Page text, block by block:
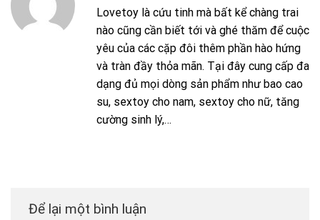
Lovetoy là cứu tinh mà bất kể chàng trai
nào cũng cần biết tới và ghé thăm để cuộc
yêu của các cặp đôi thêm phần hào hứng
và tràn đầy thỏa mãn. Tại đây cung cấp đa
dạng đủ mọi dòng sản phẩm như bao cao
su, sextoy cho nam, sextoy cho nữ, tăng
cường sinh lý,…
Để lại một bình luận